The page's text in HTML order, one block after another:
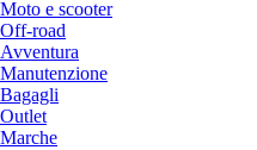
Moto e scooter
Off-road
Avventura
Manutenzione
Bagagli
Outlet
Marche